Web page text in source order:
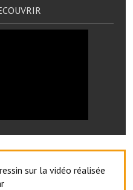
sur la vidéo réalisée